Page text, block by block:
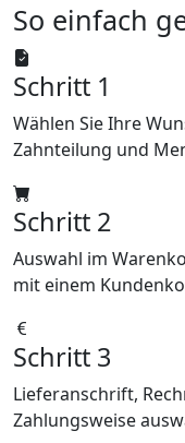
So einfach
Schritt 1
Wählen Sie Ihre
Zahnteilung und
Schritt 2
Auswahl im
mit einem
Schritt 3
Lieferanschrift,
Zahlungsweise